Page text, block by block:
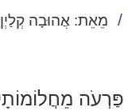
מֵאֵת: אֲהוּבָה קְלַיְן ©
מֵחֲלוֹמוֹתָיו